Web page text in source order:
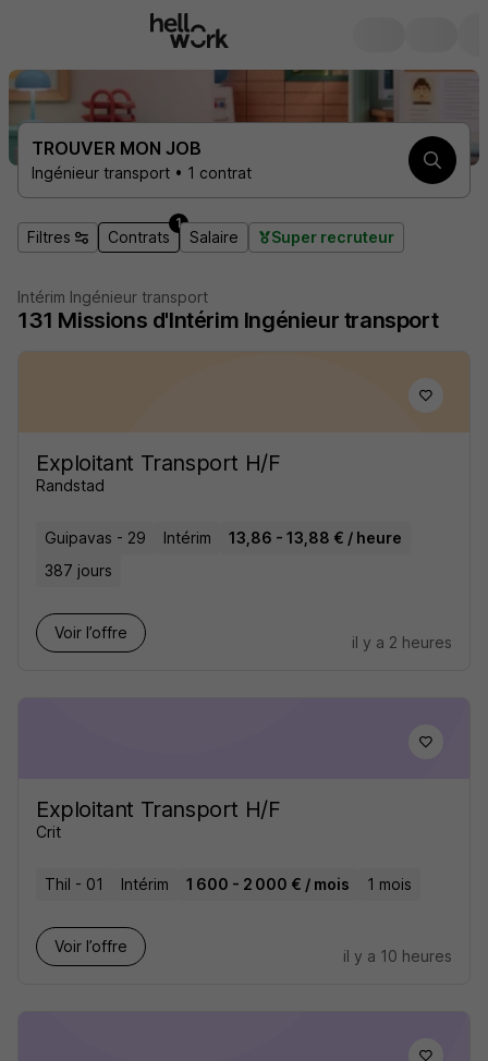
TROUVER MON JOB
Ingénieur transport • 1 contrat
Filtres Contrats
1
Salaire Super recruteur
Intérim Ingénieur transport
131 Missions d'Intérim Ingénieur transport
Exploitant Transport H/F
Randstad
Guipavas - 29 Intérim
13,86 - 13,88 € / heure
387 jours
Voir l’offre
il y a 2 heures
Exploitant Transport H/F
Crit
Thil - 01 Intérim 1 600 - 2 000 € / mois 1 mois
Voir l’offre
il y a 10 heures